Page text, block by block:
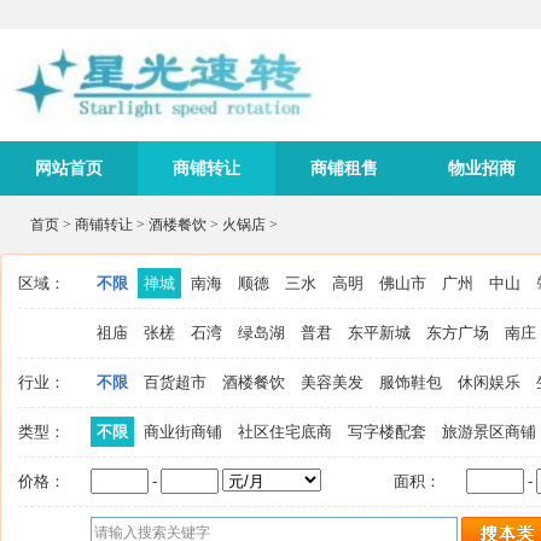
网站首页 商铺转让 商铺租售 物业招商
首页 > 商铺转让 > 酒楼餐饮 > 火锅店 >
区域： 不限 禅城 南海 顺德 三水 高明 佛山市 广州 中山
祖庙 张槎 石湾 绿岛湖 普君 东平新城 东方广场 南庄
行业： 不限 百货超市 酒楼餐饮 美容美发 服饰鞋包 休闲娱乐
类型： 不限 商业街商铺 社区住宅底商 写字楼配套 旅游景区商铺
价格： - 面积： -